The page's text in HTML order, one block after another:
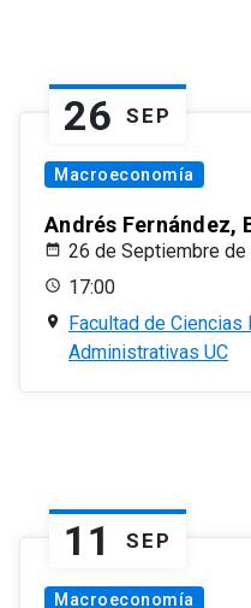
26 SEP
Macroeconomía
Andrés Fernández,
26 de Septiembre de
17:00
Facultad de Ciencias
Administrativas UC
11 SEP
Macroeconomía